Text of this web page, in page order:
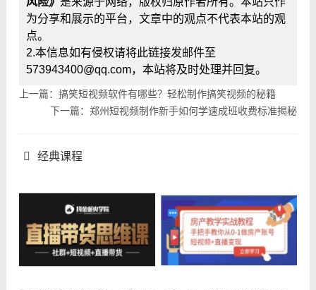
为分享和展示的平台，文章中的观点不代表本站的观
点。
2.本信息如有侵权请将此链接发邮件至
573943400@qq.com，本站将及时处理并回复。
上一篇：搞笑短视频软件有哪些？轻松制作搞笑视频的秘籍
下一篇：郑州短视频制作新手如何学速成班收费标准揭秘
经典课程